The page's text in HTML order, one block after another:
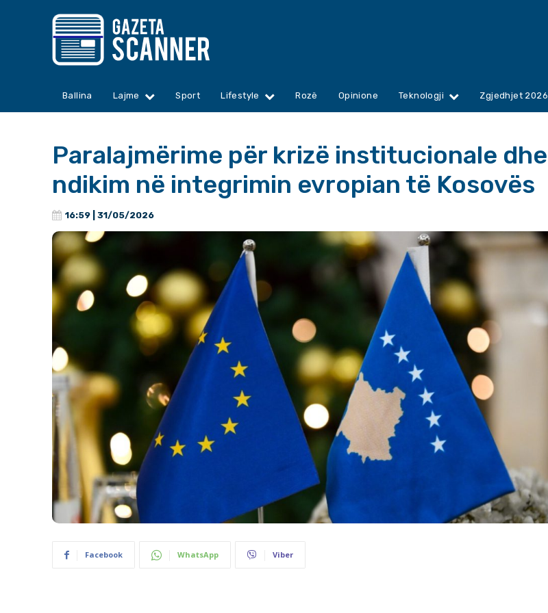
Ballina Lajme Sport Lifestyle Rozë Opinione Teknologji Zgjedhjet 2026
Paralajmërime për krizë institucionale dhe
ndikim në integrimin evropian të Kosovës
16:59 | 31/05/2026
Facebook WhatsApp Viber